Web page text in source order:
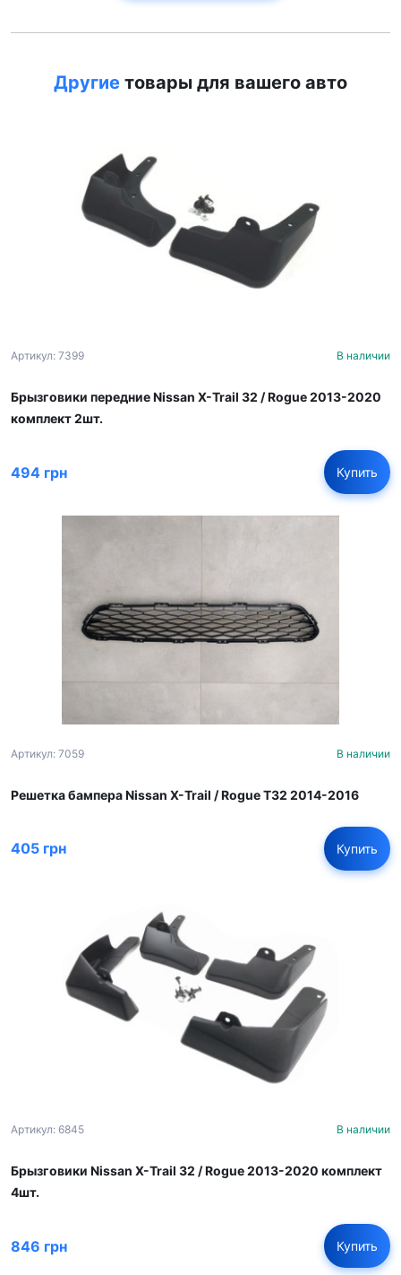
Другие товары для вашего авто
Артикул: 7399 В наличии
Брызговики передние Nissan X-Trail 32 / Rogue 2013-2020
комплект 2шт.
494 грн Купить
Артикул: 7059 В наличии
Решетка бампера Nissan X-Trail / Rogue T32 2014-2016
405 грн Купить
Артикул: 6845 В наличии
Брызговики Nissan X-Trail 32 / Rogue 2013-2020 комплект
4шт.
846 грн Купить